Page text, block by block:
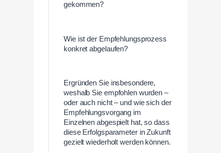
gekommen?
Wie ist der Empfehlungsprozess
konkret abgelaufen?
Ergründen Sie insbesondere,
weshalb Sie empfohlen wurden –
oder auch nicht – und wie sich der
Empfehlungsvorgang im
Einzelnen abgespielt hat, so dass
diese Erfolgsparameter in Zukunft
gezielt wiederholt werden können.